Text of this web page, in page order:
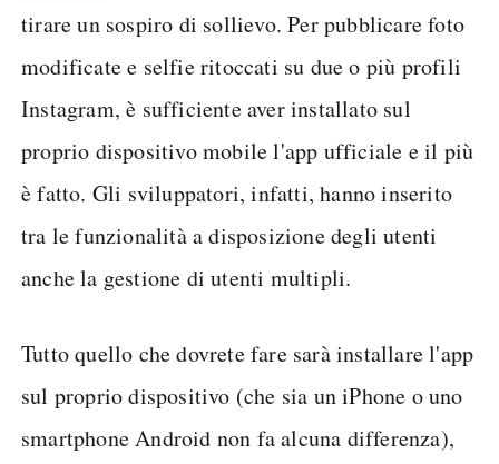
tirare un sospiro di sollievo. Per pubblicare foto
modificate e selfie ritoccati su due o più profili
Instagram, è sufficiente aver installato sul
proprio dispositivo mobile l'app ufficiale e il più
è fatto. Gli sviluppatori, infatti, hanno inserito
tra le funzionalità a disposizione degli utenti
anche la gestione di utenti multipli.
Tutto quello che dovrete fare sarà installare l'app
sul proprio dispositivo (che sia un iPhone o uno
smartphone Android non fa alcuna differenza),